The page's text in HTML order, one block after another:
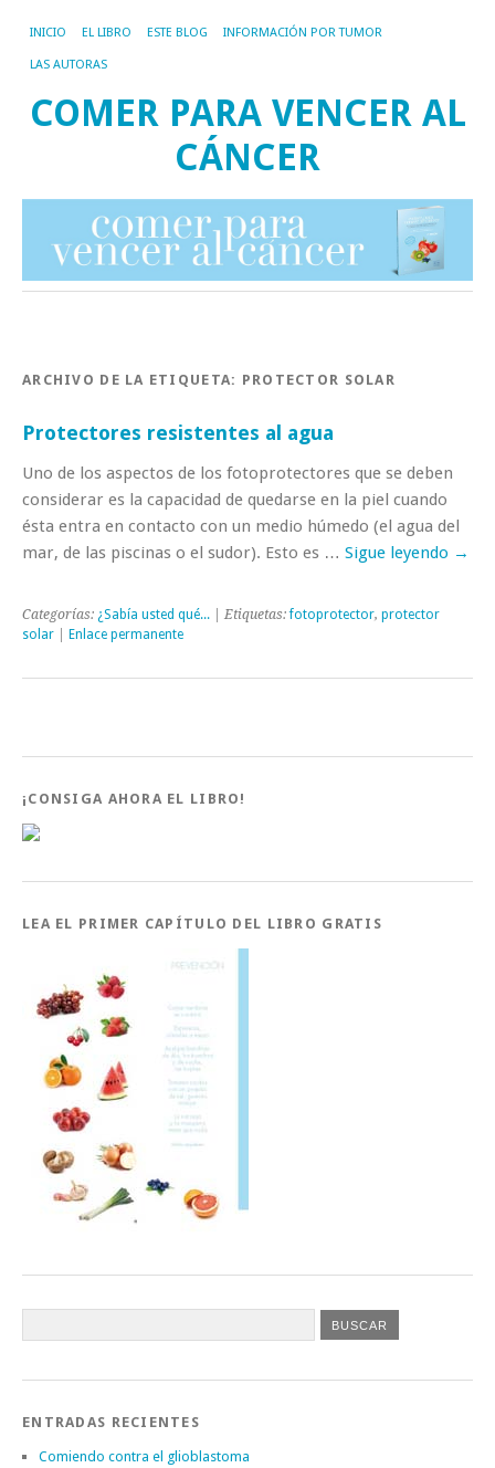
INICIO EL LIBRO ESTE BLOG INFORMACIÓN POR TUMOR
LAS AUTORAS
COMER PARA VENCER AL
CÁNCER
ARCHIVO DE LA ETIQUETA: PROTECTOR SOLAR
Protectores resistentes al agua
Uno de los aspectos de los fotoprotectores que se deben
considerar es la capacidad de quedarse en la piel cuando
ésta entra en contacto con un medio húmedo (el agua del
mar, de las piscinas o el sudor). Esto es … Sigue leyendo →
Categorías: ¿Sabía usted qué... | Etiquetas:fotoprotector, protector
solar
Enlace permanente
¡CONSIGA AHORA EL LIBRO!
LEA EL PRIMER CAPÍTULO DEL LIBRO GRATIS
ENTRADAS RECIENTES
Comiendo contra el glioblastoma